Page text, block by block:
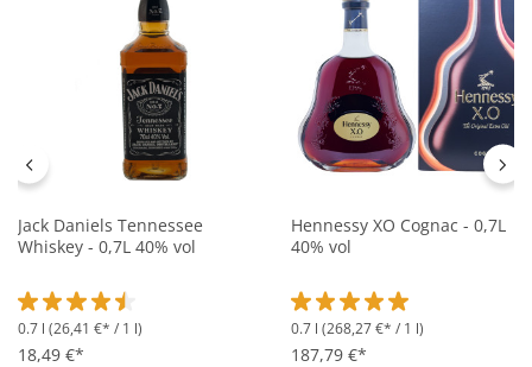
Jack Daniels Tennessee
Whiskey - 0,7L 40% vol
Durchschnittliche Bewertung von 4.6 von 5 Sternen
0.7 l (26,41 €* / 1 l)
18,49 €*
Hennessy XO Cognac - 0,7L
40% vol
Durchschnittliche
0.7 l (268,27 €* / 1 l)
187,79 €*